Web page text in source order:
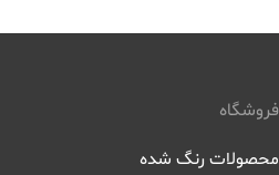
فروشگاه
محصولات رنگ شده